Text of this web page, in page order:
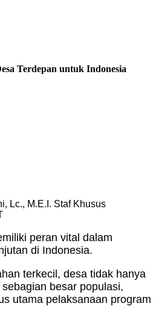
Terdepan untuk Indonesia
Lc., M.E.I. Staf Khusus
peran vital dalam
di Indonesia.
terkecil, desa tidak hanya
besar populasi,
utama pelaksanaan program